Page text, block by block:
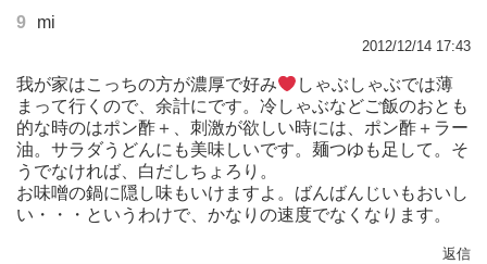
9 mi
2012/12/14 17:43
我が家はこっちの方が濃厚で好み
しゃぶしゃぶでは薄
まって行くので、余計にです。冷しゃぶなどご飯のおとも
的な時のはポン酢＋、刺激が欲しい時には、ポン酢＋ラー
油。サラダうどんにも美味しいです。麺つゆも足して。そ
うでなければ、白だしちょろり。
お味噌の鍋に隠し味もいけますよ。ばんばんじいもおいし
い・・・というわけで、かなりの速度でなくなります。
返信